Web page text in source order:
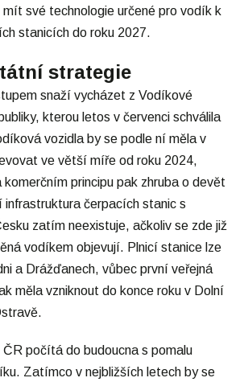
své technologie určené pro vodík k
stanicích do roku 2027.
strategie
snaží vycházet z Vodíkové
kterou letos v červenci schválila
vozidla by se podle ní měla v
ve větší míře od roku 2024,
principu pak zhruba o devět
infrastruktura čerpacích stanic s
zatím neexistuje, ačkoliv se zde již
vodíkem objevují. Plnicí stanice lze
a Drážďanech, vůbec první veřejná
měla vzniknout do konce roku v Dolní
počítá do budoucna s pomalu
Zatímco v nejbližších letech by se